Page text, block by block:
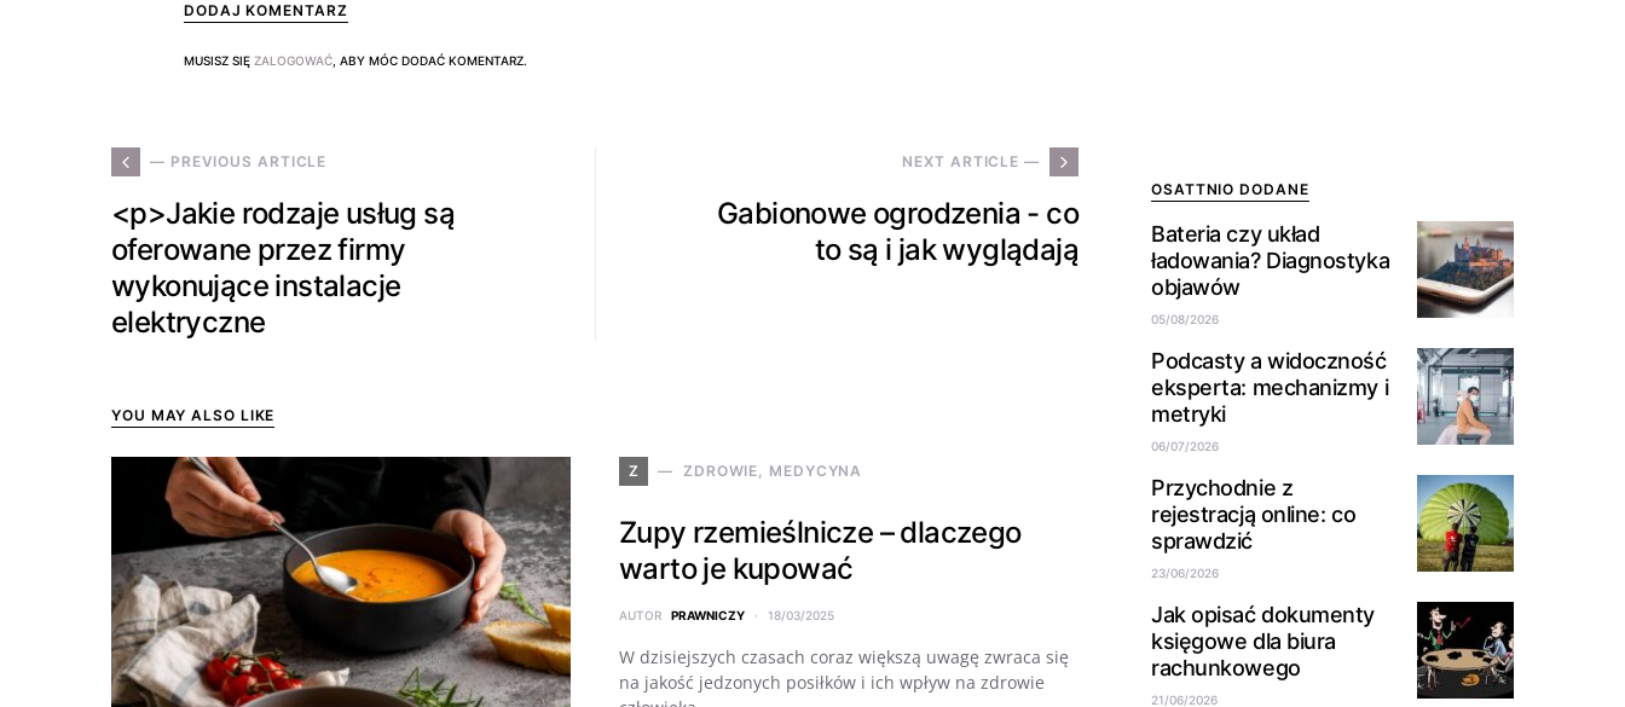
DODAJ KOMENTARZ
MUSISZ SIĘ ZALOGOWAĆ , ABY MÓC DODAĆ KOMENTARZ.
— PREVIOUS ARTICLE
<p>Jakie rodzaje usług są
oferowane przez firmy
wykonujące instalacje
elektryczne
NEXT ARTICLE —
Gabionowe ogrodzenia - co
to są i jak wyglądają
YOU MAY ALSO LIKE
Z ZDROWIE, MEDYCYNA
Zupy rzemieślnicze – dlaczego
warto je kupować
AUTOR PRAWNICZY 18/03/2025
W dzisiejszych czasach coraz większą uwagę zwraca się
na jakość jedzonych posiłków i ich wpływ na zdrowie
OSATTNIO DODANE
Bateria czy układ
ładowania? Diagnostyka
objawów
05/08/2026
Podcasty a widoczność
eksperta: mechanizmy i
metryki
06/07/2026
Przychodnie z
rejestracją online: co
sprawdzić
23/06/2026
Jak opisać dokumenty
księgowe dla biura
rachunkowego
21/06/2026